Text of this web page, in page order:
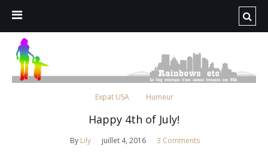
Expat USA Humeur
Happy 4th of July!
By Lily juillet 4, 2016 3 Comments